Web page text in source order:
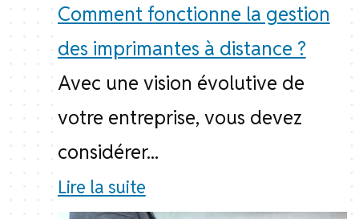
Comment fonctionne la gestion
des imprimantes à distance ?
Avec une vision évolutive de
votre entreprise, vous devez
considérer...
Lire la suite